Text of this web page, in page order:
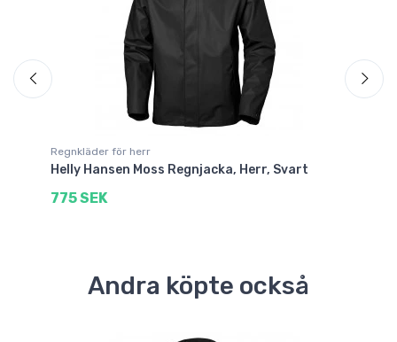
Regnkläder för herr
Helly Hansen Moss Regnjacka, Herr, Svart
775 SEK
Andra köpte också